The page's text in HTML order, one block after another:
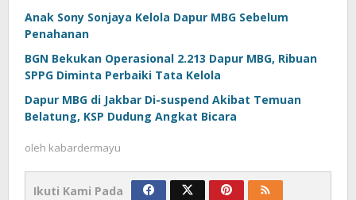
Anak Sony Sonjaya Kelola Dapur MBG Sebelum
Penahanan
BGN Bekukan Operasional 2.213 Dapur MBG, Ribuan
SPPG Diminta Perbaiki Tata Kelola
Dapur MBG di Jakbar Di-suspend Akibat Temuan
Belatung, KSP Dudung Angkat Bicara
oleh kabardermayu
Ikuti Kami Pada